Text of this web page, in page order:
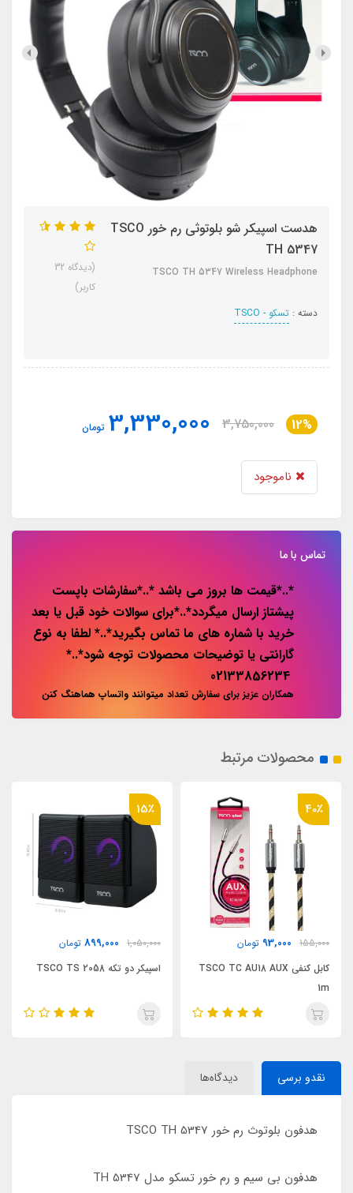
هدست اسپیکر شو بلوتوثی رم خور TSCO
TH 5347
TSCO TH 5347 Wireless Headphone
دسته : تسکو - TSCO
(دیدگاه 32
کاربر)
12%
3,750,000
3,330,000 تومان
ناموجود
تماس با ما
*..*قیمت ها بروز می باشد *..*سفارشات باپست
پیشتاز ارسال میگردد*..*برای سوالات خود قبل یا بعد
خرید با شماره های ما تماس بگیرید*..* لطفا به نوع
گارانتی یا توضیحات محصولات توجه شود*..*
همکاران عزیز برای سفارش تعداد میتوانند واتساپ هماهنگ کنن
محصولات مرتبط
40٪
155,000
93,000 تومان
کابل کنفی TSCO TC AU18 AUX
1m
15٪
1,050,000
899,000 تومان
اسپیکر دو تکه TSCO TS 2058
نقدو برسی دیدگاه‌ها
هدفون بلوتوث رم خور TSCO TH 5347
هدفون بی سیم و رم خور تسکو مدل TH 5347